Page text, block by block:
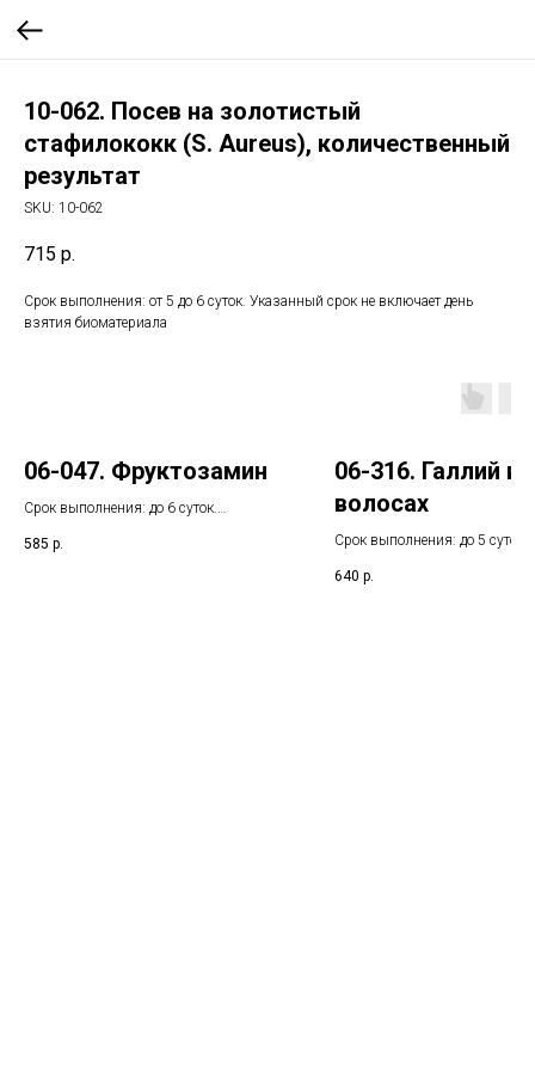
10-062. Посев на золотистый
стафилококк (S. Aureus), количественный
результат
SKU: 10-062
715 р.
Срок выполнения: от 5 до 6 суток. Указанный срок не включает день
взятия биоматериала
06-047. Фруктозамин
Срок выполнения: до 6 суток.
взятия биоматериала
585 р.
06-316. Галлий в
волосах
Срок выполнения: до 5 суток.
взятия биоматериала
640 р.